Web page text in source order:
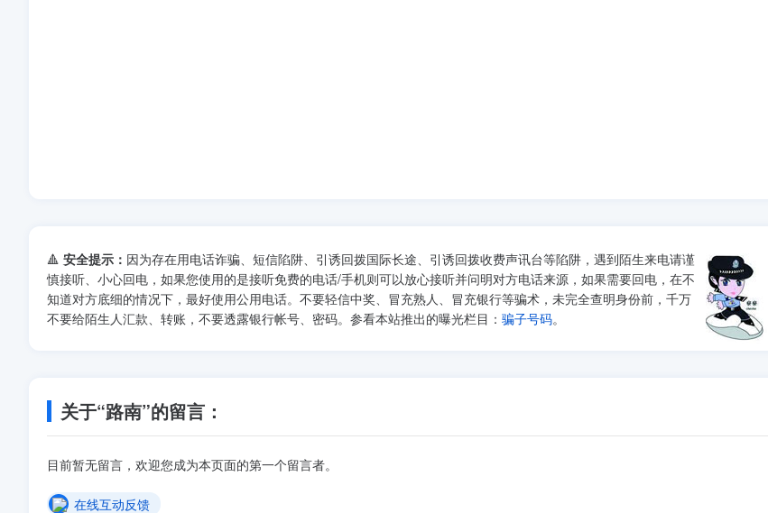
🔺 安全提示： 因为存在用电话诈骗、短信陷阱、引诱回拨国际长途、引诱回拨收费声讯台等陷阱，遇到陌生来电请谨
慎接听、小心回电，如果您使用的是接听免费的电话/手机则可以放心接听并问明对方电话来源，如果需要回电，在不
知道对方底细的情况下，最好使用公用电话。不要轻信中奖、冒充熟人、冒充银行等骗术，未完全查明身份前，千万
不要给陌生人汇款、转账，不要透露银行帐号、密码。参看本站推出的曝光栏目： 骗子号码。
关于“路南”的留言：
目前暂无留言，欢迎您成为本页面的第一个留言者。
在线互动反馈